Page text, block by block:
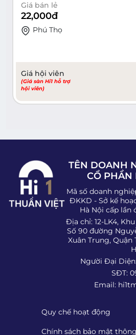
Giá bán lẻ
22,000đ
Phú Thọ
Giá hội viên
(Giá sàn Hi1 hỗ trợ
hội viên)
TÊN DOANH
CỔ PHẦN
Mã số doanh
ĐKKD - Sở kế
Hà Nội cấp lần
Địa chỉ: 12-LK4,
Số 90 đường
Xuân Trung, Quận
Người Đại
SĐT:
Email:
Quy chế hoạt động
Chính sách bảo mật